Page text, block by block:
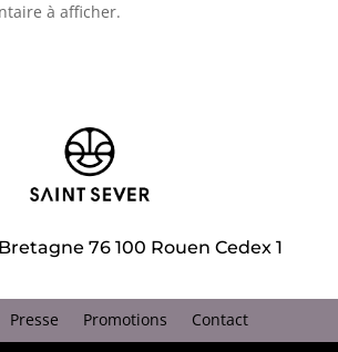
à afficher.
76 100 Rouen Cedex 1
Presse Promotions Contact